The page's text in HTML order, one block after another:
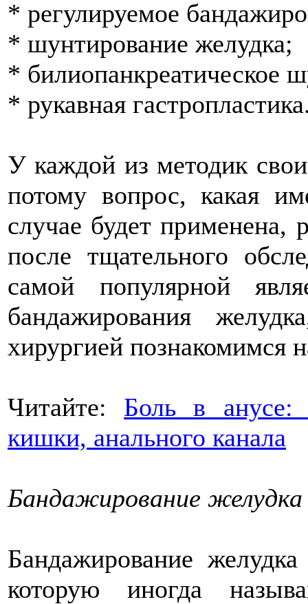
* регулируемое
* шунтирование желудка;
* билиопанкреатическое
* рукавная
У каждой из методик
потому вопрос, какая
случае будет применена,
после тщательного
самой популярной
бандажирования
хирургией познакомимся
Читайте: Боль в анусе:
кишки, анального канала
Бандажирование желудка
Бандажирование
которую иногда